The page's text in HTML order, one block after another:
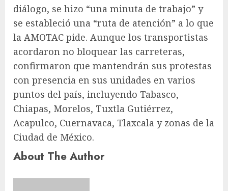
diálogo, se hizo “una minuta de trabajo” y
se estableció una “ruta de atención” a lo que
la AMOTAC pide. Aunque los transportistas
acordaron no bloquear las carreteras,
confirmaron que mantendrán sus protestas
con presencia en sus unidades en varios
puntos del país, incluyendo Tabasco,
Chiapas, Morelos, Tuxtla Gutiérrez,
Acapulco, Cuernavaca, Tlaxcala y zonas de la
Ciudad de México.
About The Author